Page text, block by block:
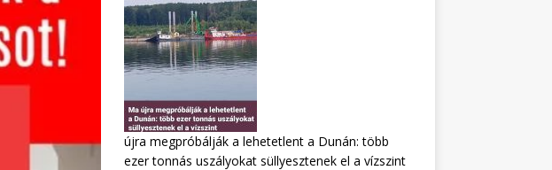
újra megpróbálják a lehetetlent a Dunán: több
ezer tonnás uszályokat süllyesztenek el a vízszint